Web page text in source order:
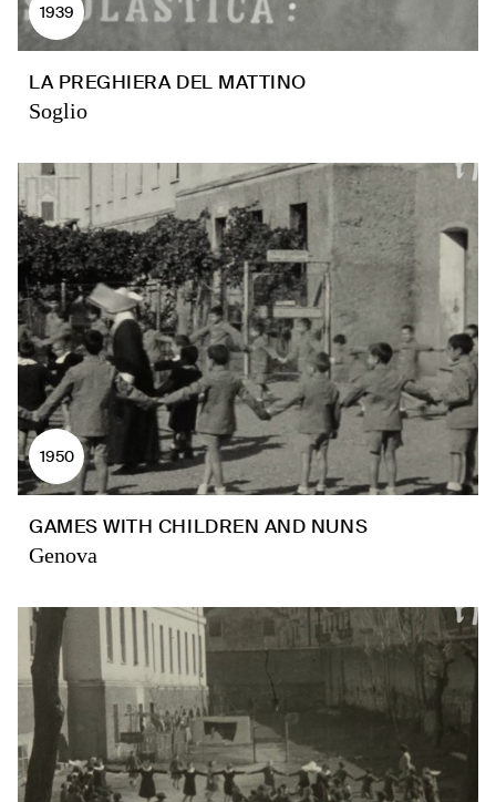
1939
LA PREGHIERA DEL MATTINO
Soglio
1950
GAMES WITH CHILDREN AND NUNS
Genova